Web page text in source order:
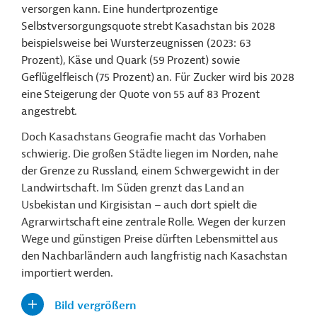
versorgen kann. Eine hundertprozentige
Selbstversorgungsquote strebt Kasachstan bis 2028
beispielsweise bei Wursterzeugnissen (2023: 63
Prozent), Käse und Quark (59 Prozent) sowie
Geflügelfleisch (75 Prozent) an. Für Zucker wird bis 2028
eine Steigerung der Quote von 55 auf 83 Prozent
angestrebt.
Doch Kasachstans Geografie macht das Vorhaben
schwierig. Die großen Städte liegen im Norden, nahe
der Grenze zu Russland, einem Schwergewicht in der
Landwirtschaft. Im Süden grenzt das Land an
Usbekistan und Kirgisistan – auch dort spielt die
Agrarwirtschaft eine zentrale Rolle. Wegen der kurzen
Wege und günstigen Preise dürften Lebensmittel aus
den Nachbarländern auch langfristig nach Kasachstan
importiert werden.
Bild vergrößern